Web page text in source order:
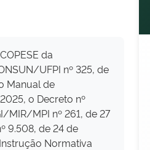
da
UFPI nº 325, de
Manual de
o Decreto nº
MIR/MPI nº 261, de 27
9.508, de 24 de
Normativa